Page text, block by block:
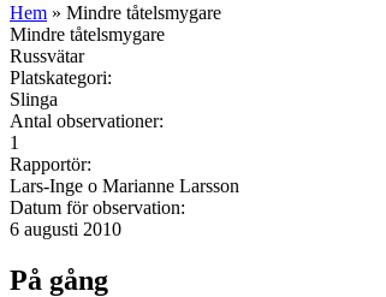
Hem » Mindre tåtelsmygare
Mindre tåtelsmygare
Russvätar
Platskategori:
Slinga
Antal observationer:
1
Rapportör:
Lars-Inge o Marianne Larsson
Datum för observation:
6 augusti 2010
På gång